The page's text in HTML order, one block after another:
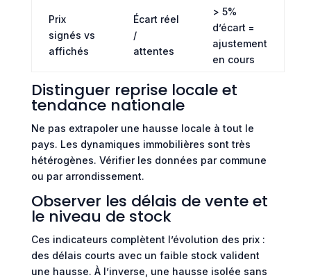
Prix
signés vs
affichés
Écart réel
/
attentes
> 5%
d’écart =
ajustement
en cours
Distinguer reprise locale et
tendance nationale
Ne pas extrapoler une hausse locale à tout le
pays. Les dynamiques immobilières sont très
hétérogènes. Vérifier les données par commune
ou par arrondissement.
Observer les délais de vente et
le niveau de stock
Ces indicateurs complètent l’évolution des prix :
des délais courts avec un faible stock valident
une hausse. À l’inverse, une hausse isolée sans